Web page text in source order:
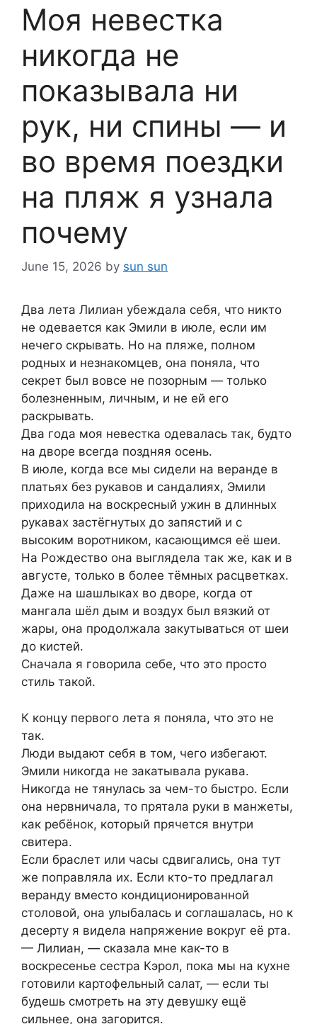
Моя невестка
никогда не
показывала ни
рук, ни спины — и
во время поездки
на пляж я узнала
почему
June 15, 2026 by sun sun
Два лета Лилиан убеждала себя, что никто
не одевается как Эмили в июле, если им
нечего скрывать. Но на пляже, полном
родных и незнакомцев, она поняла, что
секрет был вовсе не позорным — только
болезненным, личным, и не ей его
раскрывать.
Два года моя невестка одевалась так, будто
на дворе всегда поздняя осень.
В июле, когда все мы сидели на веранде в
платьях без рукавов и сандалиях, Эмили
приходила на воскресный ужин в длинных
рукавах застёгнутых до запястий и с
высоким воротником, касающимся её шеи.
На Рождество она выглядела так же, как и в
августе, только в более тёмных расцветках.
Даже на шашлыках во дворе, когда от
мангала шёл дым и воздух был вязкий от
жары, она продолжала закутываться от шеи
до кистей.
Сначала я говорила себе, что это просто
стиль такой.
К концу первого лета я поняла, что это не
так.
Люди выдают себя в том, чего избегают.
Эмили никогда не закатывала рукава.
Никогда не тянулась за чем-то быстро. Если
она нервничала, то прятала руки в манжеты,
как ребёнок, который прячется внутри
свитера.
Если браслет или часы сдвигались, она тут
же поправляла их. Если кто-то предлагал
веранду вместо кондиционированной
столовой, она улыбалась и соглашалась, но к
десерту я видела напряжение вокруг её рта.
— Лилиан, — сказала мне как-то в
воскресенье сестра Кэрол, пока мы на кухне
готовили картофельный салат, — если ты
будешь смотреть на эту девушку ещё
сильнее, она загорится.